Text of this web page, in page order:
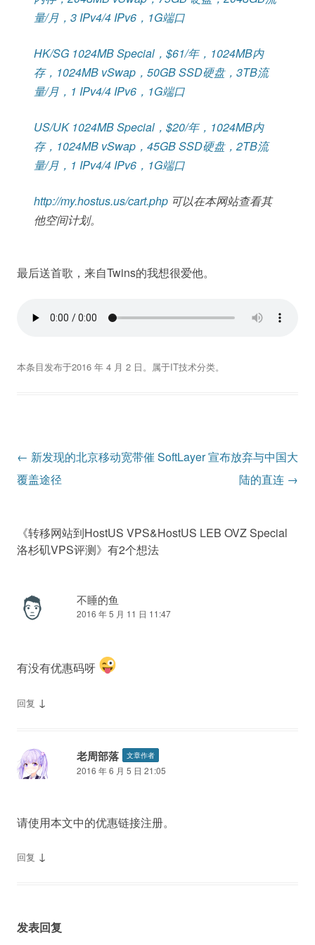
量/月，3 IPv4/4 IPv6，1G端口
HK/SG 1024MB Special，$61/年，1024MB内
存，1024MB vSwap，50GB SSD硬盘，3TB流
量/月，1 IPv4/4 IPv6，1G端口
US/UK 1024MB Special，$20/年，1024MB内
存，1024MB vSwap，45GB SSD硬盘，2TB流
量/月，1 IPv4/4 IPv6，1G端口
http://my.hostus.us/cart.php 可以在本网站查看其
他空间计划。
最后送首歌，来自Twins的我想很爱他。
本条目发布于2016 年 4 月 2 日。属于IT技术分类。
文
章
航
← 新发现的北京移动宽带催
覆盖途径
SoftLayer 宣布放弃与中国大
陆的直连 →
《转移网站到HostUS VPS&HostUS LEB OVZ Special
洛杉矶VPS评测》有2个想法
不睡的鱼
2016 年 5 月 11 日 11:47
有没有优惠码呀
回复 ↓
老周部落 文章作者
2016 年 6 月 5 日 21:05
请使用本文中的优惠链接注册。
回复 ↓
发表回复